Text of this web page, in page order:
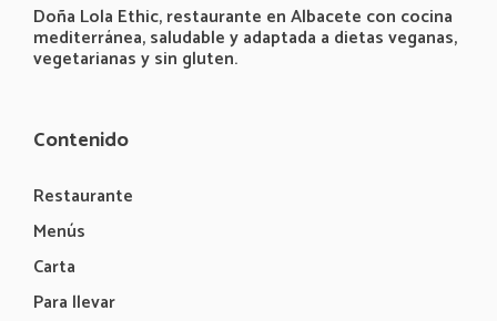
Doña Lola Ethic, restaurante en Albacete con cocina
mediterránea, saludable y adaptada a dietas veganas,
vegetarianas y sin gluten.
Contenido
Restaurante
Menús
Carta
Para llevar